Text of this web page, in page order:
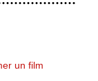
un film